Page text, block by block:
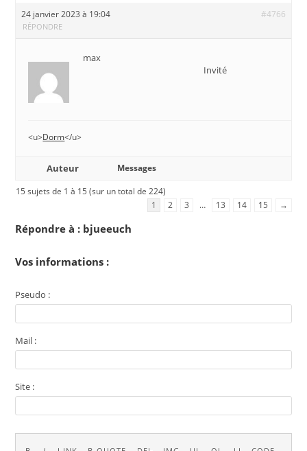
24 janvier 2023 à 19:04 #4766
RÉPONDRE
max
Invité
<u>Dorm</u>
Auteur
Messages
15 sujets de 1 à 15 (sur un total de 224)
1
2 3 … 13 14 15 →
Répondre à : bjueeuch
Vos informations :
Pseudo :
Mail :
Site :